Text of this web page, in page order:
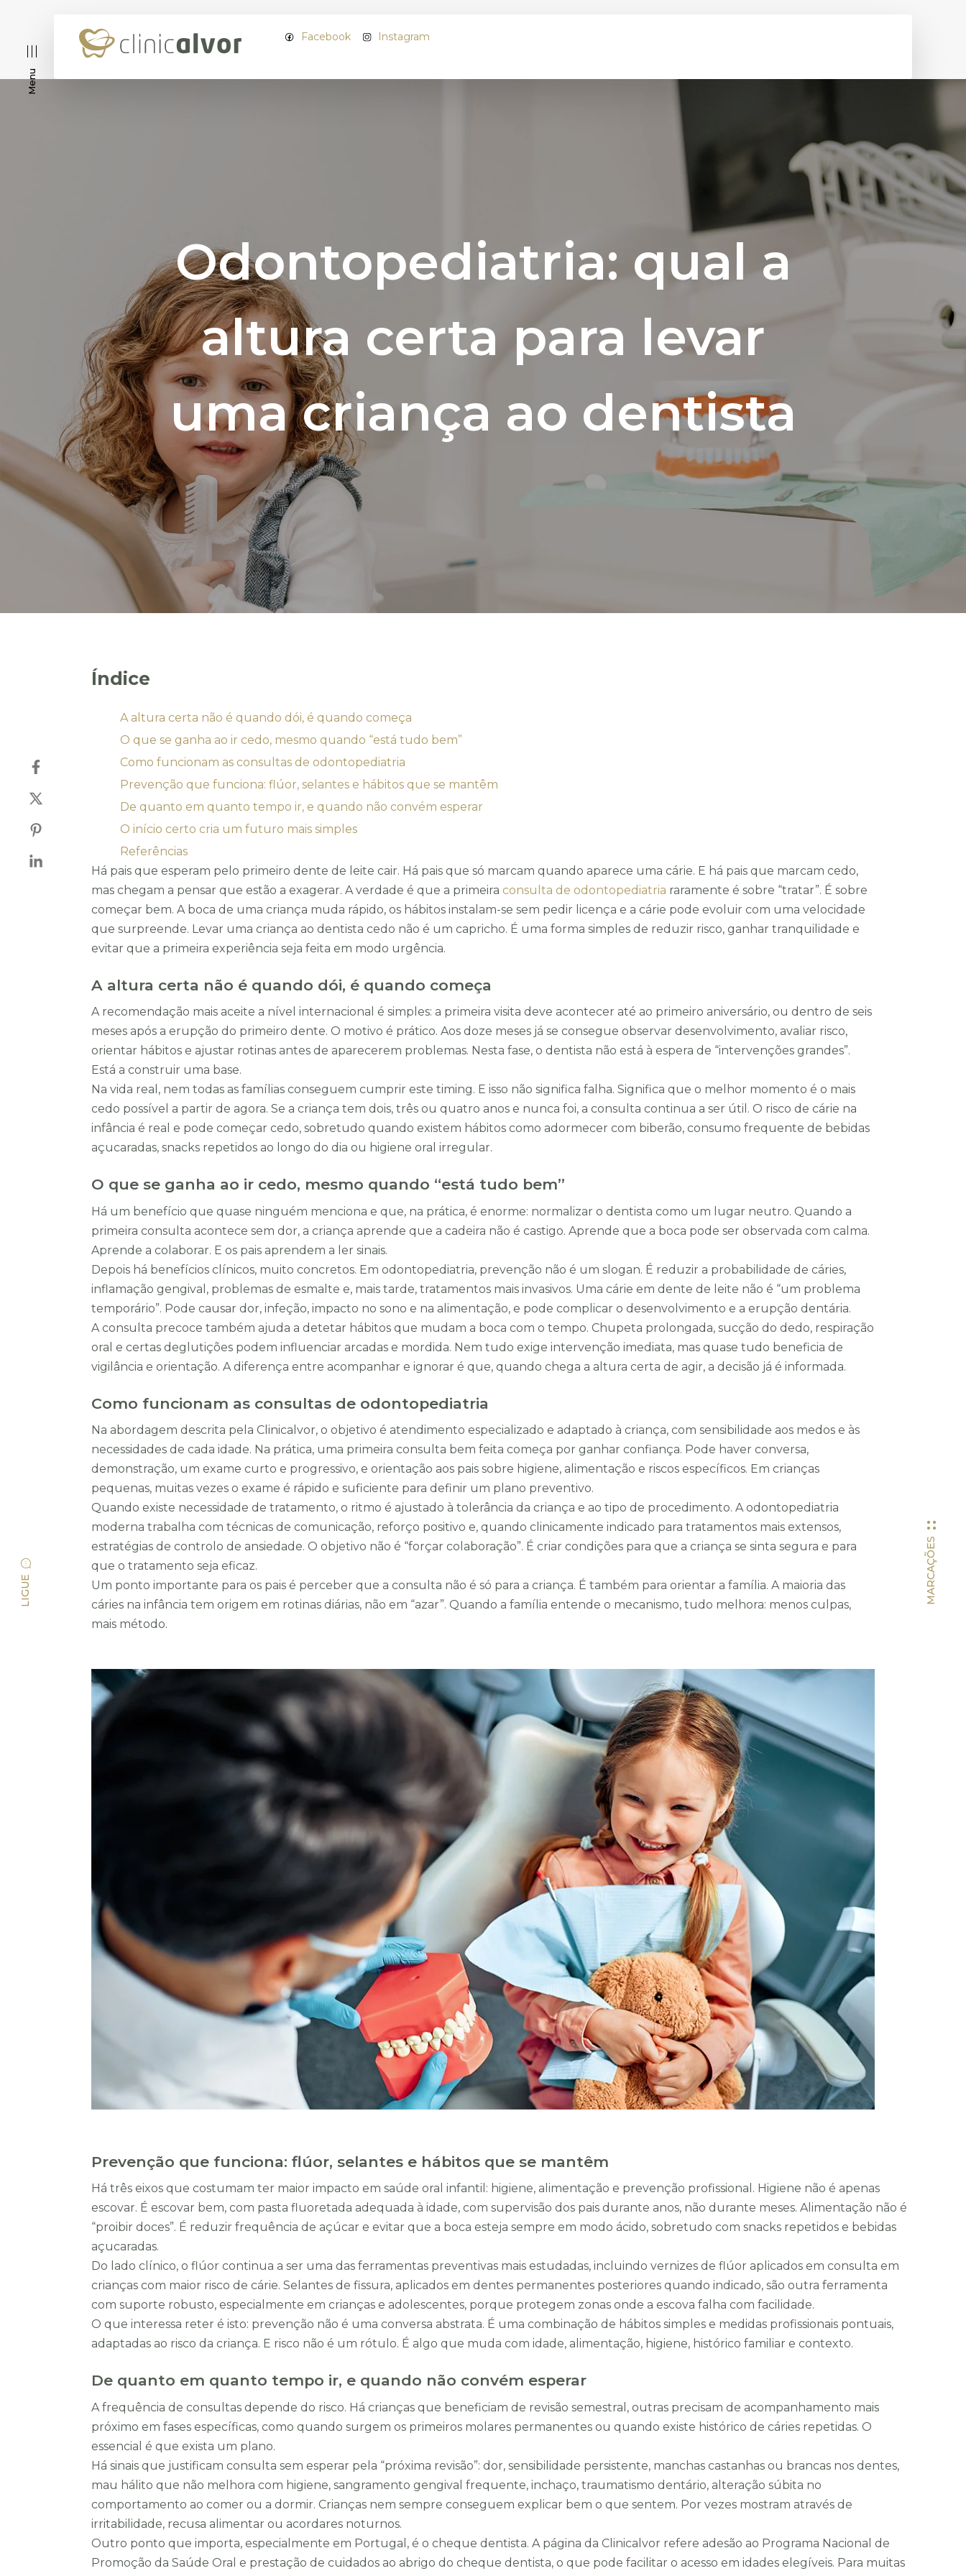
Facebook Instagram
Menu
LIGUE MARCAÇÕES
Odontopediatria: qual a
altura certa para levar
uma criança ao dentista
Índice
A altura certa não é quando dói, é quando começa
O que se ganha ao ir cedo, mesmo quando “está tudo bem”
Como funcionam as consultas de odontopediatria
Prevenção que funciona: flúor, selantes e hábitos que se mantêm
De quanto em quanto tempo ir, e quando não convém esperar
O início certo cria um futuro mais simples
Referências
Há pais que esperam pelo primeiro dente de leite cair. Há pais que só marcam quando aparece uma cárie. E há pais que marcam cedo,
mas chegam a pensar que estão a exagerar. A verdade é que a primeira consulta de odontopediatria raramente é sobre “tratar”. É sobre
começar bem. A boca de uma criança muda rápido, os hábitos instalam-se sem pedir licença e a cárie pode evoluir com uma velocidade
que surpreende. Levar uma criança ao dentista cedo não é um capricho. É uma forma simples de reduzir risco, ganhar tranquilidade e
evitar que a primeira experiência seja feita em modo urgência.
A altura certa não é quando dói, é quando começa
A recomendação mais aceite a nível internacional é simples: a primeira visita deve acontecer até ao primeiro aniversário, ou dentro de seis
meses após a erupção do primeiro dente. O motivo é prático. Aos doze meses já se consegue observar desenvolvimento, avaliar risco,
orientar hábitos e ajustar rotinas antes de aparecerem problemas. Nesta fase, o dentista não está à espera de “intervenções grandes”.
Está a construir uma base.
Na vida real, nem todas as famílias conseguem cumprir este timing. E isso não significa falha. Significa que o melhor momento é o mais
cedo possível a partir de agora. Se a criança tem dois, três ou quatro anos e nunca foi, a consulta continua a ser útil. O risco de cárie na
infância é real e pode começar cedo, sobretudo quando existem hábitos como adormecer com biberão, consumo frequente de bebidas
açucaradas, snacks repetidos ao longo do dia ou higiene oral irregular.
O que se ganha ao ir cedo, mesmo quando “está tudo bem”
Há um benefício que quase ninguém menciona e que, na prática, é enorme: normalizar o dentista como um lugar neutro. Quando a
primeira consulta acontece sem dor, a criança aprende que a cadeira não é castigo. Aprende que a boca pode ser observada com calma.
Aprende a colaborar. E os pais aprendem a ler sinais.
Depois há benefícios clínicos, muito concretos. Em odontopediatria, prevenção não é um slogan. É reduzir a probabilidade de cáries,
inflamação gengival, problemas de esmalte e, mais tarde, tratamentos mais invasivos. Uma cárie em dente de leite não é “um problema
temporário”. Pode causar dor, infeção, impacto no sono e na alimentação, e pode complicar o desenvolvimento e a erupção dentária.
A consulta precoce também ajuda a detetar hábitos que mudam a boca com o tempo. Chupeta prolongada, sucção do dedo, respiração
oral e certas deglutições podem influenciar arcadas e mordida. Nem tudo exige intervenção imediata, mas quase tudo beneficia de
vigilância e orientação. A diferença entre acompanhar e ignorar é que, quando chega a altura certa de agir, a decisão já é informada.
Como funcionam as consultas de odontopediatria
Na abordagem descrita pela Clinicalvor, o objetivo é atendimento especializado e adaptado à criança, com sensibilidade aos medos e às
necessidades de cada idade. Na prática, uma primeira consulta bem feita começa por ganhar confiança. Pode haver conversa,
demonstração, um exame curto e progressivo, e orientação aos pais sobre higiene, alimentação e riscos específicos. Em crianças
pequenas, muitas vezes o exame é rápido e suficiente para definir um plano preventivo.
Quando existe necessidade de tratamento, o ritmo é ajustado à tolerância da criança e ao tipo de procedimento. A odontopediatria
moderna trabalha com técnicas de comunicação, reforço positivo e, quando clinicamente indicado para tratamentos mais extensos,
estratégias de controlo de ansiedade. O objetivo não é “forçar colaboração”. É criar condições para que a criança se sinta segura e para
que o tratamento seja eficaz.
Um ponto importante para os pais é perceber que a consulta não é só para a criança. É também para orientar a família. A maioria das
cáries na infância tem origem em rotinas diárias, não em “azar”. Quando a família entende o mecanismo, tudo melhora: menos culpas,
mais método.
Prevenção que funciona: flúor, selantes e hábitos que se mantêm
Há três eixos que costumam ter maior impacto em saúde oral infantil: higiene, alimentação e prevenção profissional. Higiene não é apenas
escovar. É escovar bem, com pasta fluoretada adequada à idade, com supervisão dos pais durante anos, não durante meses. Alimentação não é
“proibir doces”. É reduzir frequência de açúcar e evitar que a boca esteja sempre em modo ácido, sobretudo com snacks repetidos e bebidas
açucaradas.
Do lado clínico, o flúor continua a ser uma das ferramentas preventivas mais estudadas, incluindo vernizes de flúor aplicados em consulta em
crianças com maior risco de cárie. Selantes de fissura, aplicados em dentes permanentes posteriores quando indicado, são outra ferramenta
com suporte robusto, especialmente em crianças e adolescentes, porque protegem zonas onde a escova falha com facilidade.
O que interessa reter é isto: prevenção não é uma conversa abstrata. É uma combinação de hábitos simples e medidas profissionais pontuais,
adaptadas ao risco da criança. E risco não é um rótulo. É algo que muda com idade, alimentação, higiene, histórico familiar e contexto.
De quanto em quanto tempo ir, e quando não convém esperar
A frequência de consultas depende do risco. Há crianças que beneficiam de revisão semestral, outras precisam de acompanhamento mais
próximo em fases específicas, como quando surgem os primeiros molares permanentes ou quando existe histórico de cáries repetidas. O
essencial é que exista um plano.
Há sinais que justificam consulta sem esperar pela “próxima revisão”: dor, sensibilidade persistente, manchas castanhas ou brancas nos dentes,
mau hálito que não melhora com higiene, sangramento gengival frequente, inchaço, traumatismo dentário, alteração súbita no
comportamento ao comer ou a dormir. Crianças nem sempre conseguem explicar bem o que sentem. Por vezes mostram através de
irritabilidade, recusa alimentar ou acordares noturnos.
Outro ponto que importa, especialmente em Portugal, é o cheque dentista. A página da Clinicalvor refere adesão ao Programa Nacional de
Promoção da Saúde Oral e prestação de cuidados ao abrigo do cheque dentista, o que pode facilitar o acesso em idades elegíveis. Para muitas
País
Escolha a data e hora pretendidas *
Escolha a especialidade*